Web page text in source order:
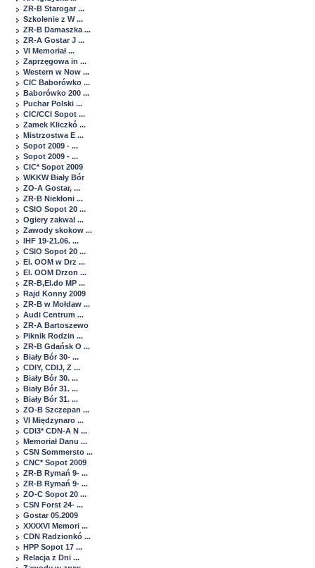
ZR-B Starogar ...
Szkolenie z W ...
ZR-B Damaszka ...
ZR-A Gostar J ...
VI Memoriał ...
Zaprzęgowa in ...
Western w Now ...
CIC Baborówko ...
Baborówko 200 ...
Puchar Polski ...
CIC/CCI Sopot ...
Zamek Kliczkó ...
Mistrzostwa E ...
Sopot 2009 - ...
Sopot 2009 - ...
CIC* Sopot 2009
WKKW Biały Bór
ZO-A Gostar, ...
ZR-B Niekłoni ...
CSIO Sopot 20 ...
Ogiery zakwal ...
Zawody skokow ...
IHF 19-21.06. ...
CSIO Sopot 20 ...
El. OOM w Drz ...
El. OOM Drzon ...
ZR-B,El.do MP ...
Rajd Konny 2009
ZR-B w Mołdaw ...
Audi Centrum ...
ZR-A Bartoszewo
Piknik Rodzin ...
ZR-B Gdańsk O ...
Biały Bór 30- ...
CDIY, CDIJ, Z ...
Biały Bór 30. ...
Biały Bór 31. ...
Biały Bór 31. ...
ZO-B Szczepan ...
VI Międzynaro ...
CDI3* CDN-A N ...
Memoriał Danu ...
CSN Sommersto ...
CNC* Sopot 2009
ZR-B Rymań 9- ...
ZR-B Rymań 9- ...
ZO-C Sopot 20 ...
CSN Forst 24- ...
Gostar 05.2009
XXXXVI Memori ...
CDN Radzionkó ...
HPP Sopot 17 ...
Relacja z Dni ...